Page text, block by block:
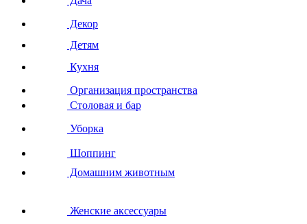
Декор
Детям
Кухня
Организация пространства
Столовая и бар
Уборка
Шоппинг
Домашним животным
Женские аксессуары